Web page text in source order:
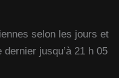
selon les jours et
jusqu’à 21 h 05